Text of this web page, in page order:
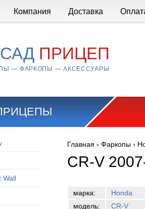
Компания Доставка
ПРИЦЕП
— ФАРКОПЫ — АКСЕССУАРЫ
Wall
Вы здесь
Главная › Фаркопы ›
CR-V
марка:
Honda
модель:
CR-V